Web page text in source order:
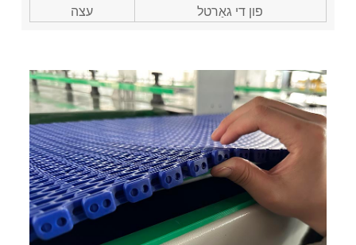
עצה
פון די גאַרטל